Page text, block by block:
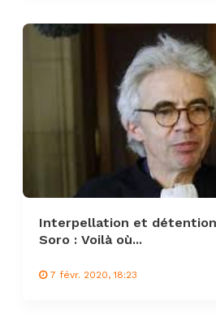
Interpellation et
Soro : Voilà où...
7 févr. 2020, 18:23